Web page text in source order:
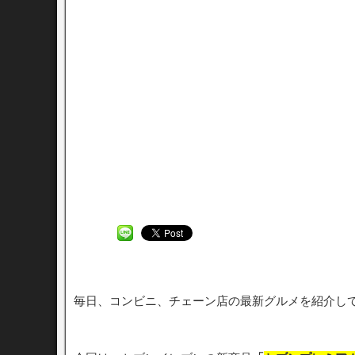
毎日、コンビニ、チェーン店の最新グルメを紹介し